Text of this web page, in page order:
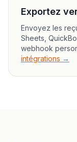
Exportez
Envoyez les
Sheets,
webhook
intégrations →